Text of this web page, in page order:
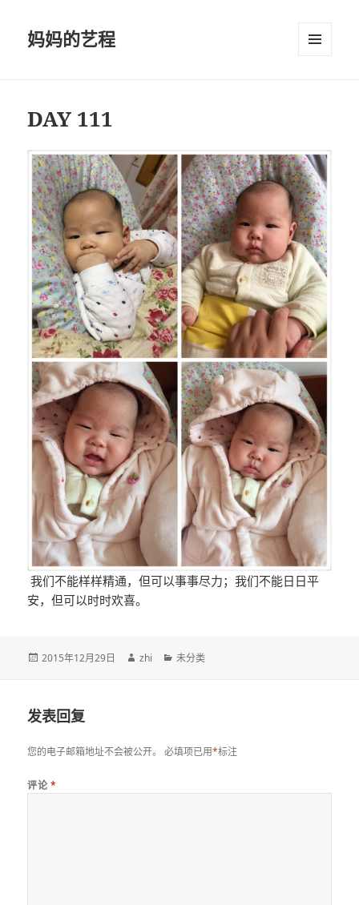
妈妈的艺程
DAY 111
我们不能样样精通，但可以事事尽力；我们不能日日平
安，但可以时时欢喜。
发
2015年12月29日
作
zhi
分
未分类
发表回复
您的电子邮箱地址不会被公开。 必填项已用*标注
评论 *